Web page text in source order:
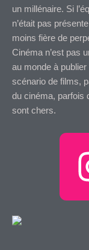
un millénaire. Si
n’était pas
moins fière de
Cinéma n’est pas
au monde à
scénario de films,
du cinéma, parfois
sont chers.